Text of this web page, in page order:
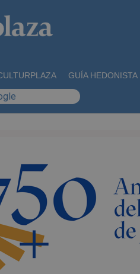
GUÍA HEDONISTA